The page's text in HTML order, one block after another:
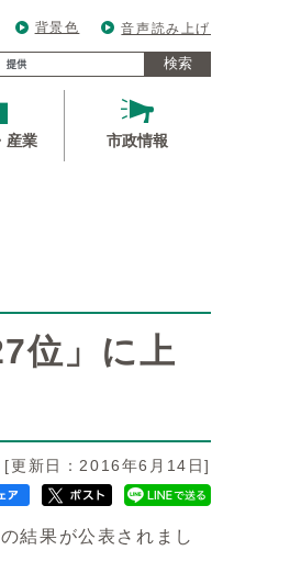
背景色 音声読み上げ
検索
産業 市政情報
位」に上
[更新日：2016年6月14日]
結果が公表されまし